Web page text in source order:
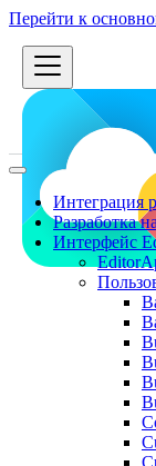
Перейти к
Интеграция
Разработка
Интерфейс